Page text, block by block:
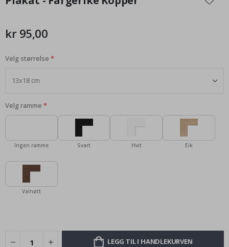
begynnelsen
kr 95,00
Velg størrelse
Velg ramme
Ingen ramme Svart Hvit Eik
Valnøtt
LEGG TIL I HANDLEKURVEN